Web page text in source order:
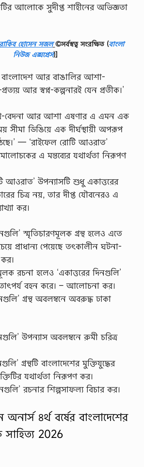
আলোকে সুদীপ্ত শাহীনের অভিজ্ঞতা
রাকিব হোসেন সজল ©সর্বস্বত্ব সংরক্ষিত (বাংলা
নিউজ এক্সপ্রেস)]
বাংলাদেশ আর বাঙালির আশা-
আর স্বপ্ন-কল্পনারই যেন প্রতীক।’
বেদনা আর আশা এষণার এ এমন এক
সীমা ডিঙিয়ে এক দীর্ঘস্থায়ী অপরূপ
— ‘রাইফেল রোটি আওরাত’
এ মন্তব্যের যথার্থতা নিরূপণ
আওরাত’ উপন্যাসটি শুধু একাত্তরের
চিত্র নয়, তার দীপ্ত যৌবনেরও এ
কর।
স্মৃতিচারণমূলক গ্রন্থ হলেও এতে
প্রাধান্য পেয়েছে তৎকালীন ঘটনা-
রচনা হলেও ‘একাত্তরের দিনগুলি’
তাৎপর্য বহন করে। – আলোচনা কর।
গ্রন্থ অবলম্বনে অবরুদ্ধ ঢাকা
উপন্যাস অবলম্বনে রুমী চরিত্র
গ্রন্থটি বাংলাদেশের মুক্তিযুদ্ধের
যথার্থতা নিরূপণ কর।
রচনার শিল্পসাফল্য বিচার কর।
৪র্থ বর্ষের বাংলাদেশের
সাহিত্য 2026